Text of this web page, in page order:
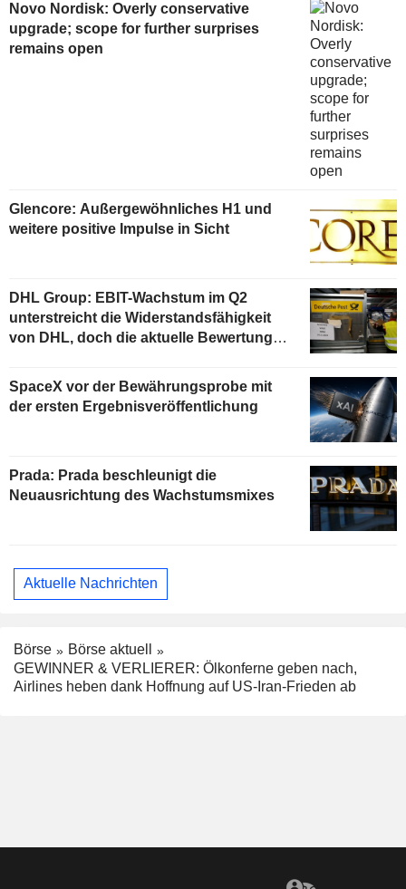
Novo Nordisk: Overly conservative
upgrade; scope for further surprises
remains open
Glencore: Außergewöhnliches H1 und
weitere positive Impulse in Sicht
DHL Group: EBIT-Wachstum im Q2
unterstreicht die Widerstandsfähigkeit
von DHL, doch die aktuelle Bewertung
SpaceX vor der Bewährungsprobe mit
der ersten Ergebnisveröffentlichung
Prada: Prada beschleunigt die
Neuausrichtung des Wachstumsmixes
Aktuelle Nachrichten
Börse
Börse aktuell
GEWINNER & VERLIERER: Ölkonferne geben nach,
Airlines heben dank Hoffnung auf US-Iran-Frieden ab